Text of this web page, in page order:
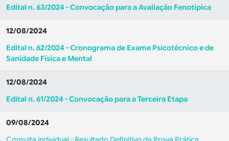
Edital n. 63/2024 - Convocação para a Avaliação Fenotípica
12/08/2024
Edital n. 62/2024 - Cronograma de Exame Psicotécnico e de
Sanidade Física e Mental
12/08/2024
Edital n. 61/2024 - Convocação para a Terceira Etapa
09/08/2024